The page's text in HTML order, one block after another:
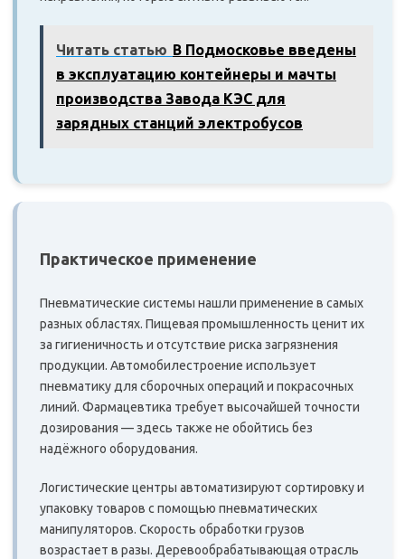
Читать статью В Подмосковье введены
в эксплуатацию контейнеры и мачты
производства Завода КЭС для
зарядных станций электробусов
Практическое применение
Пневматические системы нашли применение в самых
разных областях. Пищевая промышленность ценит их
за гигиеничность и отсутствие риска загрязнения
продукции. Автомобилестроение использует
пневматику для сборочных операций и покрасочных
линий. Фармацевтика требует высочайшей точности
дозирования — здесь также не обойтись без
надёжного оборудования.
Логистические центры автоматизируют сортировку и
упаковку товаров с помощью пневматических
манипуляторов. Скорость обработки грузов
возрастает в разы. Деревообрабатывающая отрасль